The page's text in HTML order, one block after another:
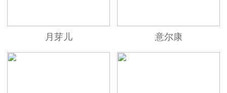
宝宝鞋的研发时，科学的将宝宝鞋分为了幼童关
点，铭诺将打造符合各个年龄阶段的宝宝鞋。在
月芽儿 意尔康